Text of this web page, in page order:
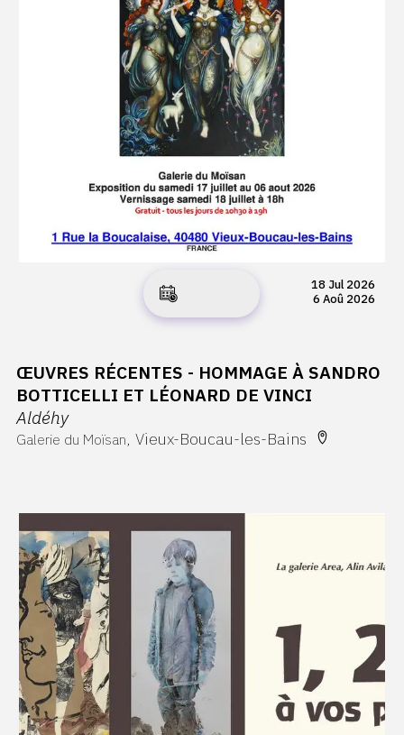
18 Jul 2026
6 Aoû 2026
ŒUVRES RÉCENTES - HOMMAGE À SANDRO
BOTTICELLI ET LÉONARD DE VINCI
Aldéhy
Galerie du Moïsan Vieux-Boucau-les-Bains